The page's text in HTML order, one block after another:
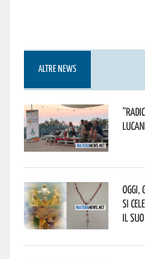
ALTRE NEWS
si
il suo